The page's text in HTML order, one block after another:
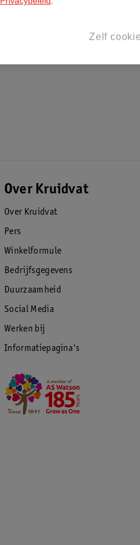
Over Kruidvat
Over Kruidvat
Pers
Winkelformule
Bedrijfsgegevens
Duurzaamheid
Social Media
Werken bij
Informatiepagina's
Zelf